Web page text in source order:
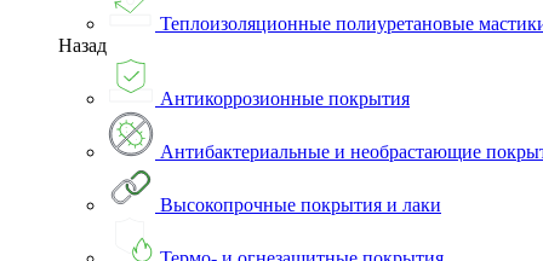
Теплоизоляционные полиуретановые
Назад
Антикоррозионные покрытия
Антибактериальные и необрастающие
Высокопрочные покрытия и лаки